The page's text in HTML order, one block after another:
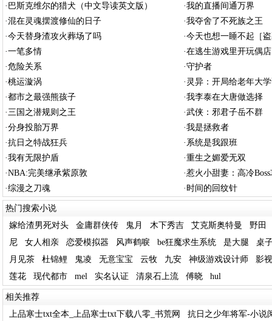
· 巴斯克维尔的猎犬（中文导读英文版） ·我的直播间通万界
·混在灵魂摆渡修仙的日子 ·我夺舍了不死族之王
·今天替身渣攻火葬场了吗 ·今天也想一睡不起［
·一笔多情 ·在逃生游戏里开玩偶店
·危险关系 ·守护者
·桃运漩涡 · 灵异：开局给老年大
·都市之最强熊孩子 ·我李泰在大唐做选择
·三国之潜规则之王 ·武侠：邪君子岳不群
·分身投胎万界 ·我是拯救者
·抗日之特战狂兵 · 系统是我跟班
·我有无限护盾 ·重生之媚爱无双
·NBA:完美继承紫原敦 ·惹火小甜妻：高冷
·综漫之刀魂 · 时间的回纹针
热门搜索小说
嫁给渣男死对头
金庸群侠传 鬼月 木下秀吉 艾克斯奥特曼
野田
尼
女人相亲 恋爱模拟器 风声鹤唳 be狂魔求生系统 是大腿
桌
月见茶
杜锦鲤 鬼凌 无意宝宝 云牧 九安 神级游戏设计师
影
莲花
现代都市 mel 实名认证 清泉石上流 傅晓 hul
相关推荐
上品寒士txt全本_上品寒士txt下载八零_书荒网
抗日之少年将军-小说